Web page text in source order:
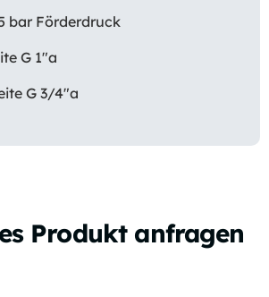
bar Förderdruck
G 1″a
G 3/4″a
Produkt anfragen